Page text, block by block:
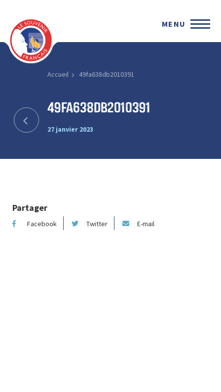
MENU
Accueil 49fa638db2010391
49fa638db2010391
27 janvier 2023
Partager
Facebook Twitter E-mail